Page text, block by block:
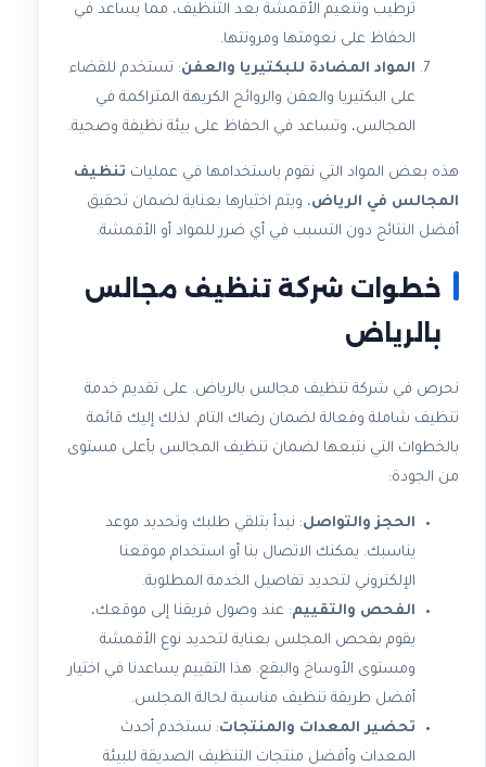
ترطيب وتنعيم الأقمشة بعد التنظيف، مما يساعد في
الحفاظ على نعومتها ومرونتها.
المواد المضادة للبكتيريا والعفن: تستخدم للقضاء
على البكتيريا والعفن والروائح الكريهة المتراكمة في
المجالس، وتساعد في الحفاظ على بيئة نظيفة وصحية.
هذه بعض المواد التي نقوم باستخدامها في عمليات تنظيف
المجالس في الرياض، ويتم اختيارها بعناية لضمان تحقيق
أفضل النتائج دون التسبب في أي ضرر للمواد أو الأقمشة.
خطوات شركة تنظيف مجالس
بالرياض
نحرص في شركة تنظيف مجالس بالرياض. على تقديم خدمة
تنظيف شاملة وفعالة لضمان رضاك التام. لذلك إليك قائمة
بالخطوات التي نتبعها لضمان تنظيف المجالس بأعلى مستوى
من الجودة:
الحجز والتواصل: نبدأ بتلقي طلبك وتحديد موعد
يناسبك. يمكنك الاتصال بنا أو استخدام موقعنا
الإلكتروني لتحديد تفاصيل الخدمة المطلوبة.
الفحص والتقييم: عند وصول فريقنا إلى موقعك،
يقوم بفحص المجلس بعناية لتحديد نوع الأقمشة
ومستوى الأوساخ والبقع. هذا التقييم يساعدنا في اختيار
أفضل طريقة تنظيف مناسبة لحالة المجلس.
تحضير المعدات والمنتجات: نستخدم أحدث
المعدات وأفضل منتجات التنظيف الصديقة للبيئة